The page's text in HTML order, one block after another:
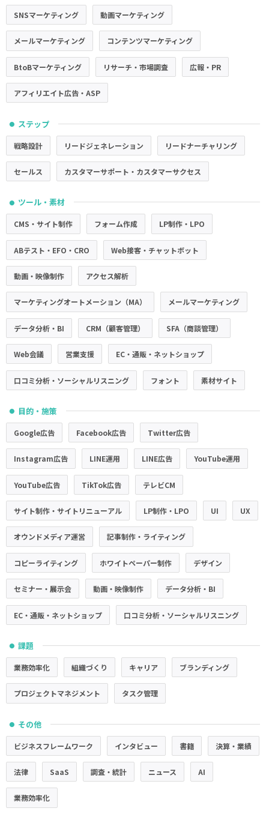
SNSマーケティング 動画マーケティング
メールマーケティング コンテンツマーケティング
BtoBマーケティング リサーチ・市場調査 広報・PR
アフィリエイト広告・ASP
● ステップ
戦略設計 リードジェネレーション リードナーチャリング
セールス カスタマーサポート・カスタマーサクセス
● ツール・素材
CMS・サイト制作 フォーム作成 LP制作・LPO
ABテスト・EFO・CRO Web接客・チャットボット
動画・映像制作 アクセス解析
マーケティングオートメーション（MA） メールマーケティング
データ分析・BI CRM（顧客管理） SFA（商談管理）
Web会議 営業支援 EC・通販・ネットショップ
口コミ分析・ソーシャルリスニング フォント 素材サイト
● 目的・施策
Google広告 Facebook広告 Twitter広告
Instagram広告 LINE運用 LINE広告 YouTube運用
YouTube広告 TikTok広告 テレビCM
サイト制作・サイトリニューアル LP制作・LPO UI UX
オウンドメディア運営 記事制作・ライティング
コピーライティング ホワイトペーパー制作 デザイン
セミナー・展示会 動画・映像制作 データ分析・BI
EC・通販・ネットショップ 口コミ分析・ソーシャルリスニング
● 課題
業務効率化 組織づくり キャリア ブランディング
プロジェクトマネジメント タスク管理
● その他
ビジネスフレームワーク インタビュー 書籍 決算・業績
法律 SaaS 調査・統計 ニュース AI
業務効率化